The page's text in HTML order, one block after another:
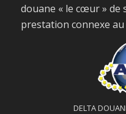
douane « le cœur »
prestation connexe
DELTA